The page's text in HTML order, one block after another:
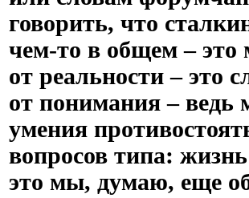
говорить, что
чем-то в общем – это
от реальности – это
от понимания – ведь
умения
вопросов типа:
это мы, думаю, еще